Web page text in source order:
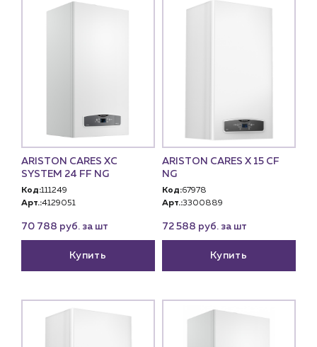
ARISTON CARES XC
SYSTEM 24 FF NG
Код:111249
Арт.:4129051
70 788 руб. за шт
Купить
ARISTON CARES X 15 CF
NG
Код:67978
Арт.:3300889
72 588 руб. за шт
Купить